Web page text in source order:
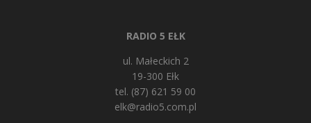
RADIO 5 EŁK
ul. Małeckich 2
19-300 Ełk
tel. (87) 621 59 00
elk@radio5.com.pl